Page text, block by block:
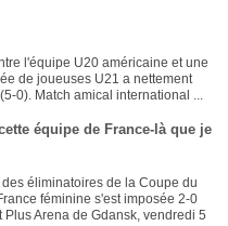
l'équipe U20 américaine et une
de joueuses U21 a nettement
0). Match amical international ...
équipe de France-là que je
éliminatoires de la Coupe du
féminine s'est imposée 2-0
Arena de Gdansk, vendredi 5